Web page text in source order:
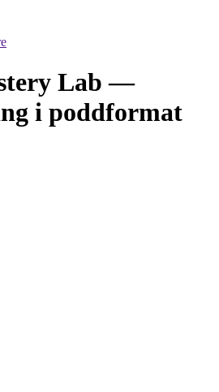
Lab —
i poddformat